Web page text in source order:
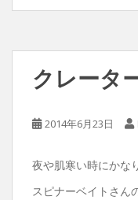
クレータ
2014年6月23日
夜や肌寒い時にかな
スピナーベイトさん